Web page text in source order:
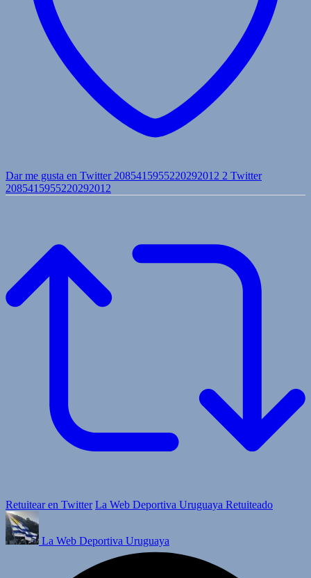
Dar me gusta en Twitter 2085415955220292012 2 Twitter
2085415955220292012
Retuitear en Twitter La Web Deportiva Uruguaya Retuiteado
La Web Deportiva Uruguaya